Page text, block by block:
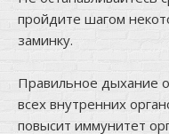
пройдите шагом
заминку.
Правильное дыхание
всех внутренних
повысит иммунитет